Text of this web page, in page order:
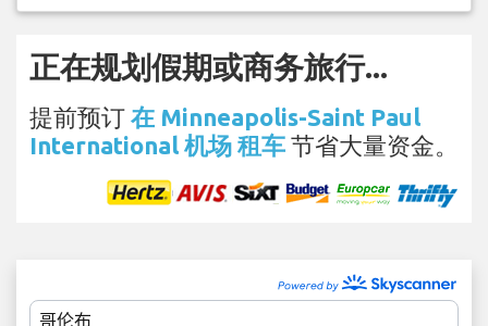
正在规划假期或商务旅行...
提前预订 在 Minneapolis-Saint Paul
International 机场 租车 节省大量资金。